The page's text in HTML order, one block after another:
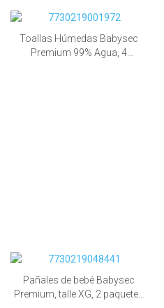
Toallas Húmedas Babysec
Premium 99% Agua, 4
Pañales de bebé Babysec
Premium, talle XG, 2 paquetes